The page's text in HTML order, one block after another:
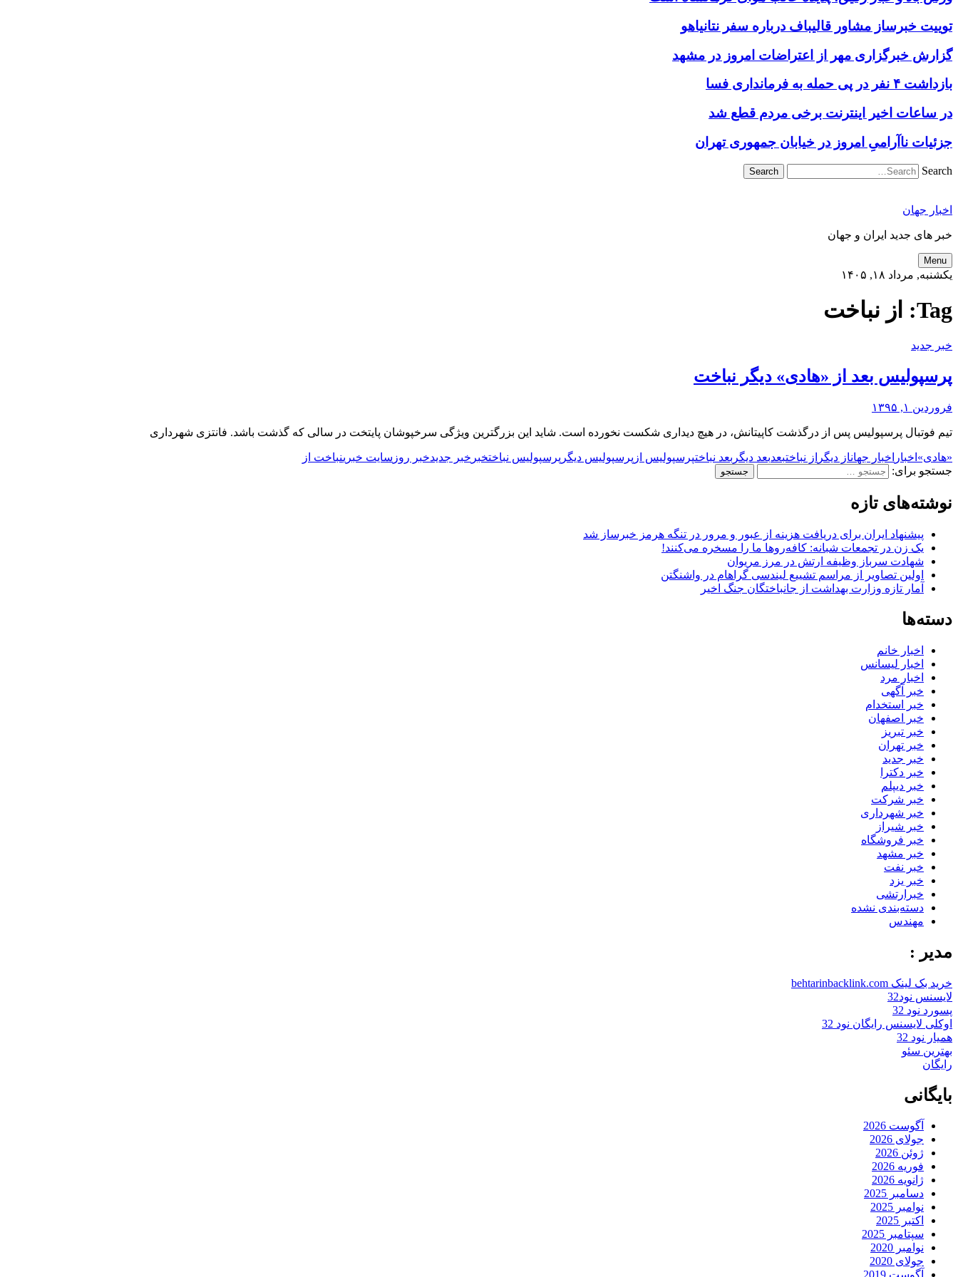
توییت خبرساز مشاور قالیباف درباره سفر نتانیاهو
گزارش خبرگزاری مهر از اعتراضات امروز در مشهد
بازداشت ۴ نفر در پی حمله به فرمانداری فسا
در ساعات اخیر اینترنت برخی مردم قطع شد
جزئیات ناآرامیِ امروز در خیابان جمهوری تهران
Search
اخبار جهان
خبر های جدید ایران و جهان
Menu
یکشنبه, مرداد ۱۸, ۱۴۰۵
Tag: از نباخت
خبر جدید
پرسپولیس بعد از «هادی» دیگر نباخت
فروردین ۱, ۱۳۹۵
تیم فوتبال پرسپولیس پس از درگذشت کاپیتانش، در هیچ دیداری شکست نخورده است. شاید این بزرگترین ویژگی سرخپوشان پایتخت در سالی که گذشت باشد. فانتزی شهرداری
«هادی» اخبار اخبار جهاناز دیگر از نباختبعدبعد دیگر بعد نباختپرسپولیس از پرسپولیس دیگر پرسپولیس نباختخبر خبر جدیدخبر روز سایت خبرینباخت از
جستجو برای:
نوشته‌های تازه
پیشنهاد ایران برای دریافت هزینه از عبور و مرور در تنگه هرمز خبرساز شد
یک زن در تجمعات شبانه: کافه‌روها ما را مسخره می‌کنند!
شهادت سرباز وظیفه ارتش در مرز مریوان
اولین تصاویر از مراسم تشییع لیندسی گراهام در واشنگتن
آمار تازه وزارت بهداشت از جانباختگان جنگ اخیر
دسته‌ها
اخبار خانم
اخبار لیسانس
اخبار مرد
خبر آگهی
خبر استخدام
خبر اصفهان
خبر تبریز
خبر تهران
خبر جدید
خبر دکترا
خبر دیپلم
خبر شرکت
خبر شهرداری
خبر شیراز
خبر فروشگاه
خبر مشهد
خبر نفت
خبر یزد
خبرارتشی
دسته‌بندی نشده
مهندس
مدیر :
خرید بک لینک behtarinbacklink.com
لایسنس نود32
پسورد نود 32
اوکلی لایسنس رایگان نود 32
همیار نود 32
بهترین سئو
رایگان
بایگانی
آگوست 2026
جولای 2026
ژوئن 2026
فوریه 2026
ژانویه 2026
دسامبر 2025
نوامبر 2025
اکتبر 2025
سپتامبر 2025
نوامبر 2020
جولای 2020